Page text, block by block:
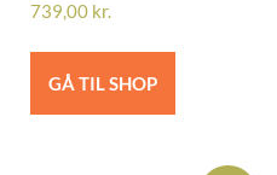
739,00 kr.
GÅ TIL SHOP